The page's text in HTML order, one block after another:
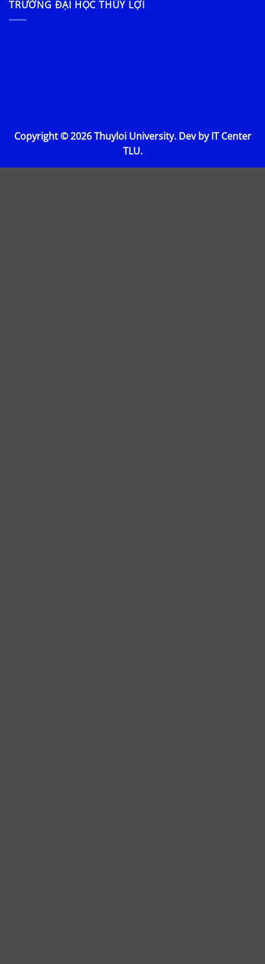
TRƯỜNG ĐẠI HỌC THỦY LỢI
Copyright © 2026 Thuyloi University. Dev by IT Center
TLU.